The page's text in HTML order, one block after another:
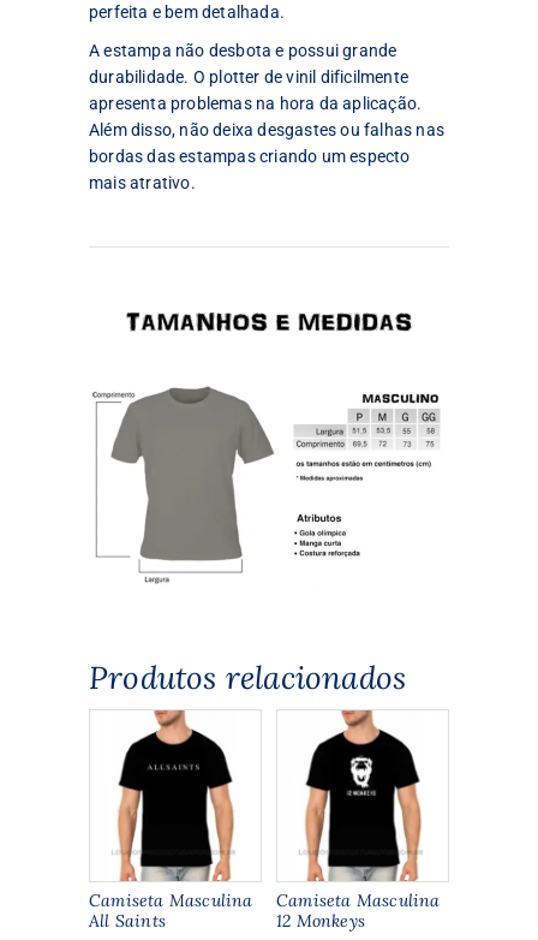
perfeita e bem detalhada.
A estampa não desbota e possui grande
durabilidade. O plotter de vinil dificilmente
apresenta problemas na hora da aplicação.
Além disso, não deixa desgastes ou falhas nas
bordas das estampas criando um especto
mais atrativo.
Produtos relacionados
Camiseta Masculina
All Saints
Camiseta Masculina
12 Monkeys